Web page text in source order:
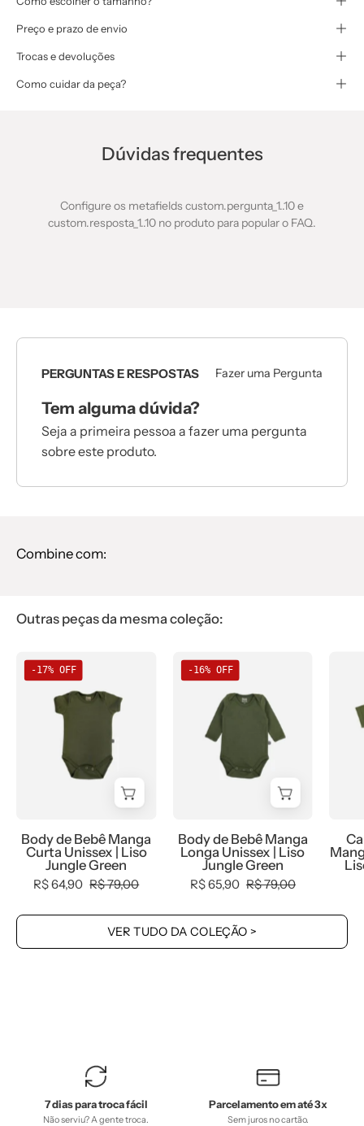
Preço e prazo de envio
Trocas e devoluções
Como cuidar da peça?
Dúvidas frequentes
Configure os metafields custom.pergunta_1..10 e
custom.resposta_1..10 no produto para popular o FAQ.
PERGUNTAS E RESPOSTAS Fazer uma Pergunta
Tem alguma dúvida?
Seja a primeira pessoa a fazer uma pergunta
sobre este produto.
Combine com:
Outras peças da mesma coleção:
de
Bebê
Manga
Unissex
MiniMalista
MiniMalista
Baby
-
-17% OFF
Body de Bebê Manga
Curta Unissex | Liso
Jungle Green
R$ 64,90 R$ 79,00
de
Bebê
Manga
Unissex
MiniMalista
MiniMalista
-
-16% OFF
Body de Bebê Manga
Longa Unissex | Liso
Jungle Green
R$ 65,90 R$ 79,00
VER TUDO DA COLEÇÃO >
7 dias para troca fácil
Não serviu? A gente troca.
Parcelamento em até 3x
Sem juros no cartão.